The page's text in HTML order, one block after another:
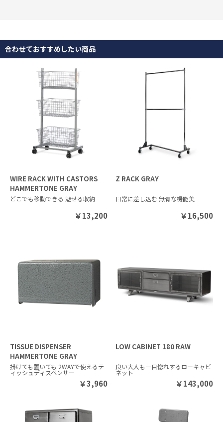
合わせておすすめしたい商品
WIRE RACK WITH CASTORS
HAMMERTONE GRAY
どこでも移動できる 魅せる収納
￥13,200
Z RACK GRAY
日常に差し込む 無骨な機能美
￥16,500
TISSUE DISPENSER
HAMMERTONE GRAY
掛けても置いても 2WAYで使えるテ
ィッシュディスペンサー
￥3,960
LOW CABINET 180 RAW
良い大人も一目惚れするローキャビ
ネット
￥143,000